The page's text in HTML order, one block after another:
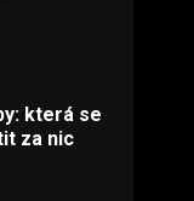
která se
za nic